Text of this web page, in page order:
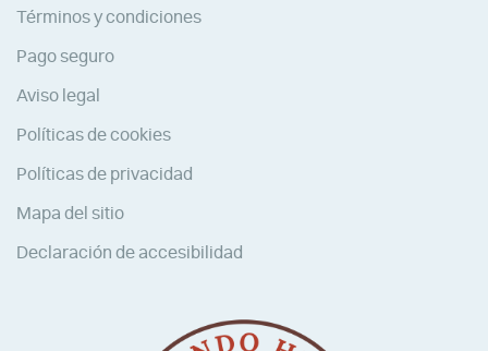
Términos y condiciones
Pago seguro
Aviso legal
Políticas de cookies
Políticas de privacidad
Mapa del sitio
Declaración de accesibilidad